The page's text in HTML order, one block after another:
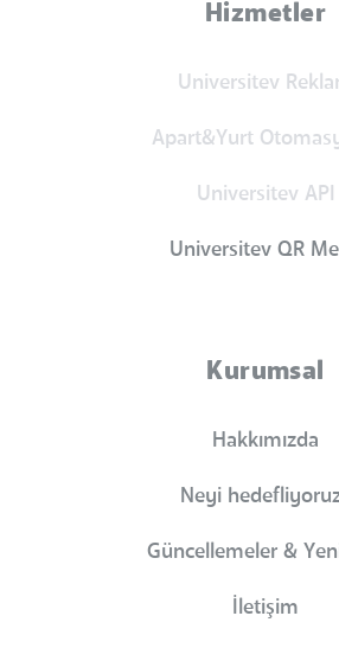
Hizmetler
Universitev
Apart&Yurt
Universitev API
Universitev QR
Kurumsal
Hakkımızda
Neyi
Güncellemeler &
İletişim